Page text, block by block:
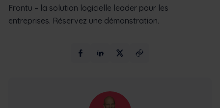
Frontu – la solution logicielle leader pour les
entreprises. Réservez une démonstration.